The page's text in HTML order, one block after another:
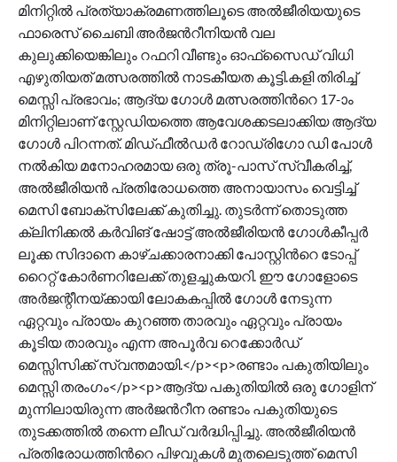
മിനിറ്റിൽ പ്രത്യാക്രമണത്തിലൂടെ അൽജീരിയയുടെ
ഫാരെസ് ചൈബി അർജന്‍റീനിയൻ വല
കുലുക്കിയെങ്കിലും റഫറി വീണ്ടും ഓഫ്‌സൈഡ് വിധി
എഴുതിയത് മത്സരത്തിൽ നാടകീയത കൂട്ടി.കളി തിരിച്ച്
മെസ്സി പ്രഭാവം; ആദ്യ ഗോൾ മത്സരത്തിന്‍റെ 17-ാം
മിനിറ്റിലാണ് സ്റ്റേഡിയത്തെ ആവേശക്കടലാക്കിയ ആദ്യ
ഗോൾ പിറന്നത്. മിഡ്ഫീൽഡർ റോഡ്രിഗോ ഡി പോൾ
നൽകിയ മനോഹരമായ ഒരു ത്രൂ-പാസ് സ്വീകരിച്ച്,
അൽജീരിയൻ പ്രതിരോധത്തെ അനായാസം വെട്ടിച്ച്
മെസി ബോക്സിലേക്ക് കുതിച്ചു. തുടർന്ന് തൊടുത്ത
ക്ലിനിക്കൽ കർവിങ് ഷോട്ട് അൽജീരിയൻ ഗോൾകീപ്പർ
ലൂക്ക സിദാനെ കാഴ്ചക്കാരനാക്കി പോസ്റ്റിന്‍റെ ടോപ്പ്
റൈറ്റ് കോർണറിലേക്ക് തുളച്ചുകയറി. ഈ ഗോളോടെ
അർജന്റീനയ്ക്കായി ലോകകപ്പിൽ ഗോൾ നേടുന്ന
ഏറ്റവും പ്രായം കുറഞ്ഞ താരവും ഏറ്റവും പ്രായം
കൂടിയ താരവും എന്ന അപൂർവ റെക്കോർഡ്
മെസ്സിസിക്ക് സ്വന്തമായി.</p><p>രണ്ടാം പകുതിയിലും
മെസ്സി തരംഗം</p><p>ആദ്യ പകുതിയിൽ ഒരു ഗോളിന്
മുന്നിലായിരുന്ന അർജന്‍റീന രണ്ടാം പകുതിയുടെ
തുടക്കത്തിൽ തന്നെ ലീഡ് വർദ്ധിപ്പിച്ചു. അൽജീരിയൻ
പ്രതിരോധത്തിന്‍റെ പിഴവുകൾ മുതലെടുത്ത് മെസി